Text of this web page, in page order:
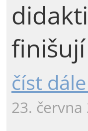
finišují
číst
23. června